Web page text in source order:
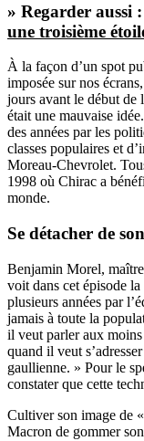
» Regarder aussi :
une troisième
À la façon d’un spot
imposée sur nos
jours avant le début de
était une mauvaise
des années par les
classes populaires et
Moreau-Chevrolet.
1998 où Chirac a
monde.
Se détacher de
Benjamin Morel,
voit dans cet épisode
plusieurs années par
jamais à toute la
il veut parler aux
quand il veut
gaullienne. » Pour le
constater que cette
Cultiver son image de
Macron de gommer